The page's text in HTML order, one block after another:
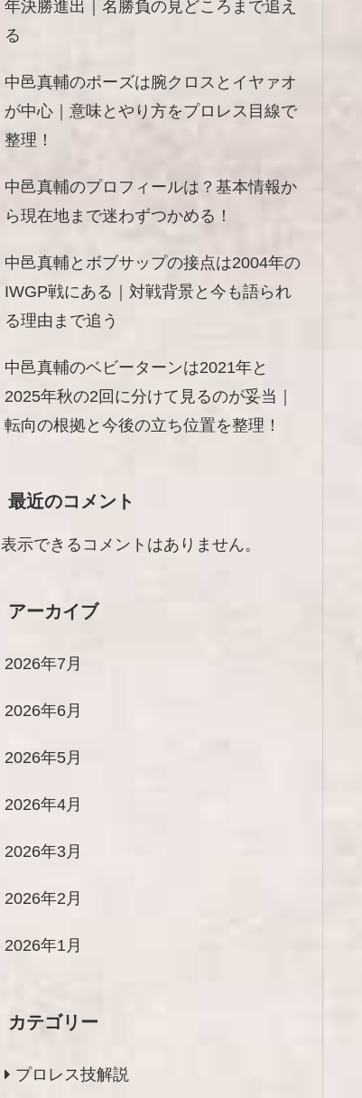
年決勝進出｜名勝負の見どころまで追え
る
中邑真輔のポーズは腕クロスとイヤァオ
が中心｜意味とやり方をプロレス目線で
整理！
中邑真輔のプロフィールは？基本情報か
ら現在地まで迷わずつかめる！
中邑真輔とボブサップの接点は2004年の
IWGP戦にある｜対戦背景と今も語られ
る理由まで追う
中邑真輔のベビーターンは2021年と
2025年秋の2回に分けて見るのが妥当｜
転向の根拠と今後の立ち位置を整理！
最近のコメント
表示できるコメントはありません。
アーカイブ
2026年7月
2026年6月
2026年5月
2026年4月
2026年3月
2026年2月
2026年1月
カテゴリー
プロレス技解説